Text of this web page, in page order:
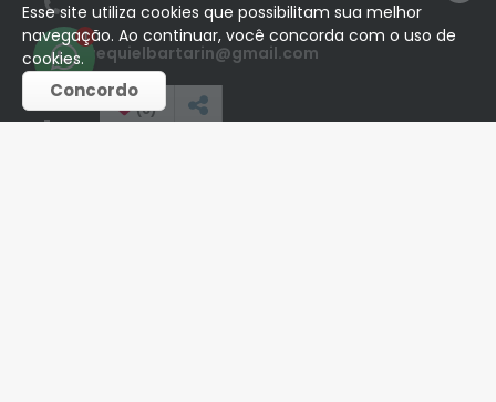
ezequielbartarin@gmail.com
REDES SOCIAIS
1
(0)
Esse site utiliza cookies que possibilitam sua melhor
navegação. Ao continuar, você concorda com o uso de
cookies.
Concordo